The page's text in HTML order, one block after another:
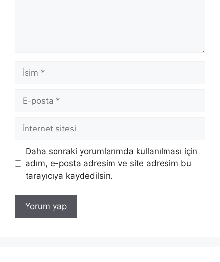
İsim
posta
İnternet
Daha sonraki yorumlarımda kullanılması için
adım, e-posta adresim ve site adresim bu
tarayıcıya kaydedilsin.